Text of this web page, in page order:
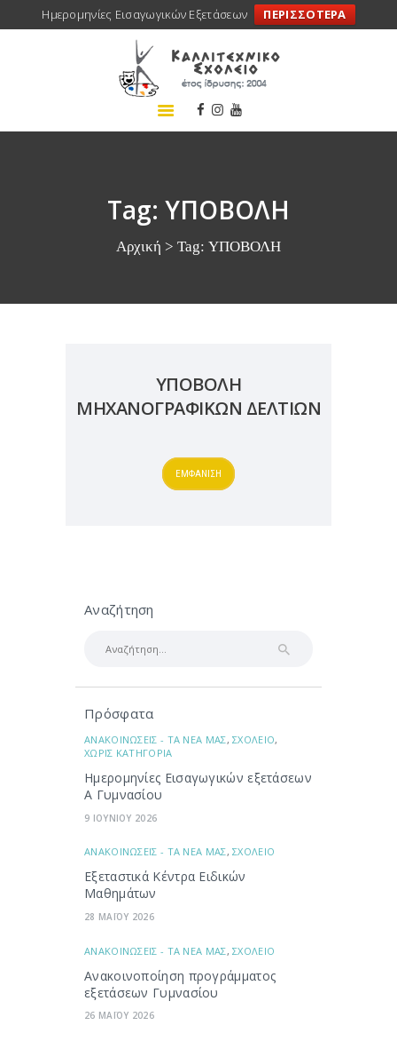
Ημερομηνίες Εισαγωγικών Εξετάσεων ΠΕΡΙΣΣΟΤΕΡΑ
Tag: ΥΠΟΒΟΛΗ
Αρχική Tag: ΥΠΟΒΟΛΗ
ΑΡΧΙΚΗ
ΠΡΟΓΡΑΜΜΑΤΑ
ΔΡΑΣΕΙΣ
ΜΕΤΑΚΙΝΗΣΕΙΣ
ΥΠΟΒΟΛΗ
ΜΗΧΑΝΟΓΡΑΦΙΚΩΝ ΔΕΛΤΙΩΝ
ΕΜΦΑΝΙΣΗ
Αναζήτηση
Πρόσφατα
ΑΝΑΚΟΙΝΩΣΕΙΣ - ΤΑ ΝΕΑ ΜΑΣ,ΣΧΟΛΕΙΟ,
ΧΩΡΙΣ ΚΑΤΗΓΟΡΙΑ
Ημερομηνίες Εισαγωγικών εξετάσεων
Α Γυμνασίου
9 ΙΟΥΝΙΟΥ 2026
ΑΝΑΚΟΙΝΩΣΕΙΣ - ΤΑ ΝΕΑ ΜΑΣ,ΣΧΟΛΕΙΟ
Εξεταστικά Κέντρα Ειδικών
Μαθημάτων
28 ΜΑΪΟΥ 2026
ΑΝΑΚΟΙΝΩΣΕΙΣ - ΤΑ ΝΕΑ ΜΑΣ,ΣΧΟΛΕΙΟ
Ανακοινοποίηση προγράμματος
εξετάσεων Γυμνασίου
26 ΜΑΪΟΥ 2026